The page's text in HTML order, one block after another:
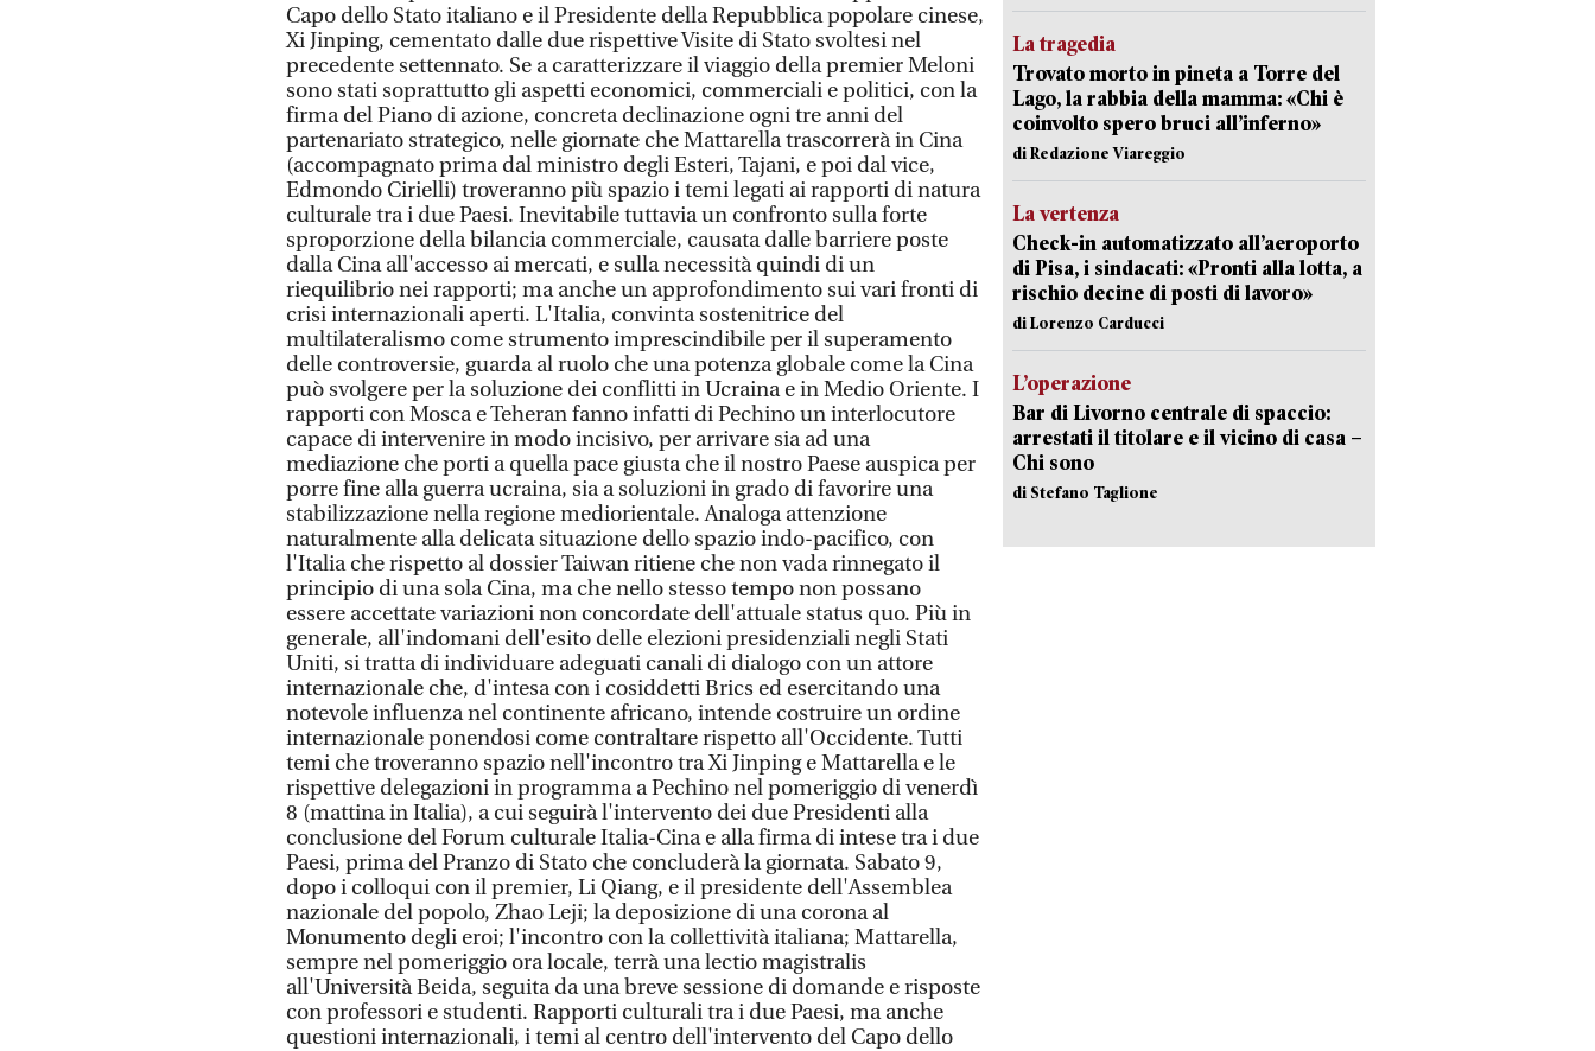
Capo dello Stato italiano e il Presidente della Repubblica popolare cinese,
Xi Jinping, cementato dalle due rispettive Visite di Stato svoltesi nel
precedente settennato. Se a caratterizzare il viaggio della premier Meloni
sono stati soprattutto gli aspetti economici, commerciali e politici, con la
firma del Piano di azione, concreta declinazione ogni tre anni del
partenariato strategico, nelle giornate che Mattarella trascorrerà in Cina
(accompagnato prima dal ministro degli Esteri, Tajani, e poi dal vice,
Edmondo Cirielli) troveranno più spazio i temi legati ai rapporti di natura
culturale tra i due Paesi. Inevitabile tuttavia un confronto sulla forte
sproporzione della bilancia commerciale, causata dalle barriere poste
dalla Cina all'accesso ai mercati, e sulla necessità quindi di un
riequilibrio nei rapporti; ma anche un approfondimento sui vari fronti di
crisi internazionali aperti. L'Italia, convinta sostenitrice del
multilateralismo come strumento imprescindibile per il superamento
delle controversie, guarda al ruolo che una potenza globale come la Cina
può svolgere per la soluzione dei conflitti in Ucraina e in Medio Oriente. I
rapporti con Mosca e Teheran fanno infatti di Pechino un interlocutore
capace di intervenire in modo incisivo, per arrivare sia ad una
mediazione che porti a quella pace giusta che il nostro Paese auspica per
porre fine alla guerra ucraina, sia a soluzioni in grado di favorire una
stabilizzazione nella regione mediorientale. Analoga attenzione
naturalmente alla delicata situazione dello spazio indo-pacifico, con
l'Italia che rispetto al dossier Taiwan ritiene che non vada rinnegato il
principio di una sola Cina, ma che nello stesso tempo non possano
essere accettate variazioni non concordate dell'attuale status quo. Più in
generale, all'indomani dell'esito delle elezioni presidenziali negli Stati
Uniti, si tratta di individuare adeguati canali di dialogo con un attore
internazionale che, d'intesa con i cosiddetti Brics ed esercitando una
notevole influenza nel continente africano, intende costruire un ordine
internazionale ponendosi come contraltare rispetto all'Occidente. Tutti
temi che troveranno spazio nell'incontro tra Xi Jinping e Mattarella e le
rispettive delegazioni in programma a Pechino nel pomeriggio di venerdì
8 (mattina in Italia), a cui seguirà l'intervento dei due Presidenti alla
conclusione del Forum culturale Italia-Cina e alla firma di intese tra i due
Paesi, prima del Pranzo di Stato che concluderà la giornata. Sabato 9,
dopo i colloqui con il premier, Li Qiang, e il presidente dell'Assemblea
nazionale del popolo, Zhao Leji; la deposizione di una corona al
Monumento degli eroi; l'incontro con la collettività italiana; Mattarella,
sempre nel pomeriggio ora locale, terrà una lectio magistralis
all'Università Beida, seguita da una breve sessione di domande e risposte
con professori e studenti. Rapporti culturali tra i due Paesi, ma anche
questioni internazionali, i temi al centro dell'intervento del Capo dello
La tragedia
Trovato morto in pineta a Torre del
Lago, la rabbia della mamma: «Chi è
coinvolto spero bruci all’inferno»
di Redazione Viareggio
La vertenza
Check-in automatizzato all’aeroporto
di Pisa, i sindacati: «Pronti alla lotta, a
rischio decine di posti di lavoro»
di Lorenzo Carducci
L’operazione
Bar di Livorno centrale di spaccio:
arrestati il titolare e il vicino di casa –
Chi sono
di Stefano Taglione